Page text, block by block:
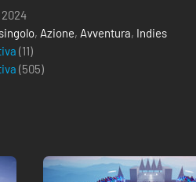
, Azione, Avventura, Indies
(11)
(505)